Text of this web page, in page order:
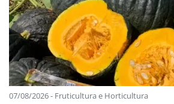
07/08/2026 - Fruticultura e Horticultura